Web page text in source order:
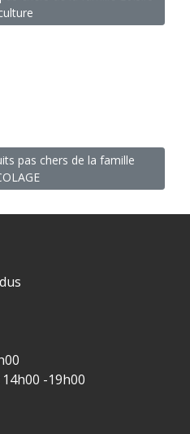
pas chers de la famille
-19h00